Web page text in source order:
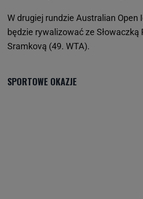
W drugiej rundzie Australian Open
będzie rywalizować ze Słowaczką
Sramkovą (49. WTA).